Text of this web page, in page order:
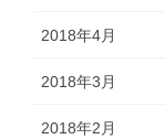
2018年4月
2018年3月
2018年2月